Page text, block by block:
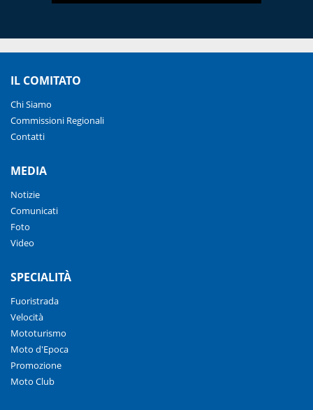
IL COMITATO
Chi Siamo
Commissioni Regionali
Contatti
MEDIA
Notizie
Comunicati
Foto
Video
SPECIALITÀ
Fuoristrada
Velocità
Mototurismo
Moto d'Epoca
Promozione
Moto Club